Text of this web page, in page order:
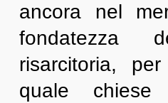
ancora nel
fondatezza
risarcitoria,
quale chiese